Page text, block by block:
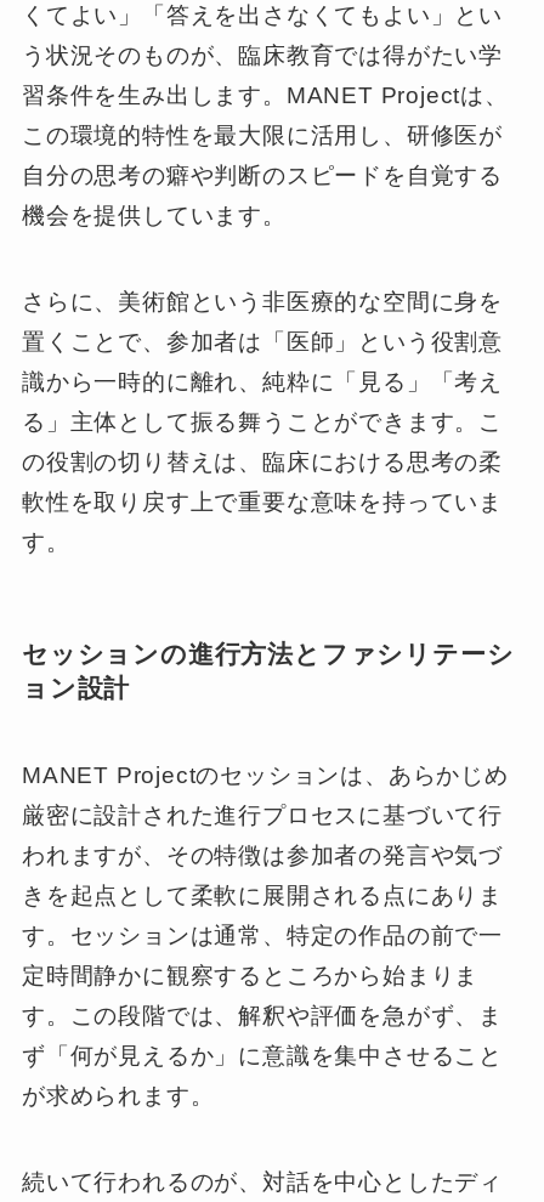
くてよい」「答えを出さなくてもよい」とい
う状況そのものが、臨床教育では得がたい学
習条件を生み出します。MANET Projectは、
この環境的特性を最大限に活用し、研修医が
自分の思考の癖や判断のスピードを自覚する
機会を提供しています。
さらに、美術館という非医療的な空間に身を
置くことで、参加者は「医師」という役割意
識から一時的に離れ、純粋に「見る」「考え
る」主体として振る舞うことができます。こ
の役割の切り替えは、臨床における思考の柔
軟性を取り戻す上で重要な意味を持っていま
す。
セッションの進行方法とファシリテーシ
ョン設計
MANET Projectのセッションは、あらかじめ
厳密に設計された進行プロセスに基づいて行
われますが、その特徴は参加者の発言や気づ
きを起点として柔軟に展開される点にありま
す。セッションは通常、特定の作品の前で一
定時間静かに観察するところから始まりま
す。この段階では、解釈や評価を急がず、ま
ず「何が見えるか」に意識を集中させること
が求められます。
続いて行われるのが、対話を中心としたディ